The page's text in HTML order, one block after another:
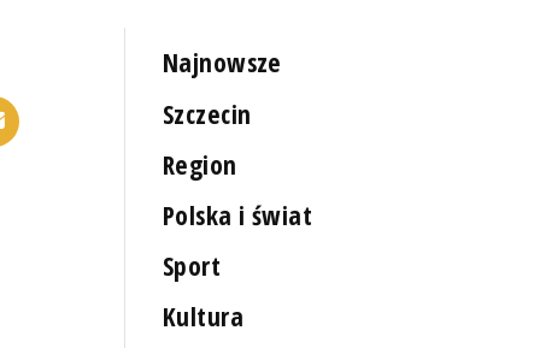
Najnowsze
Szczecin
Region
Polska i świat
Sport
Kultura